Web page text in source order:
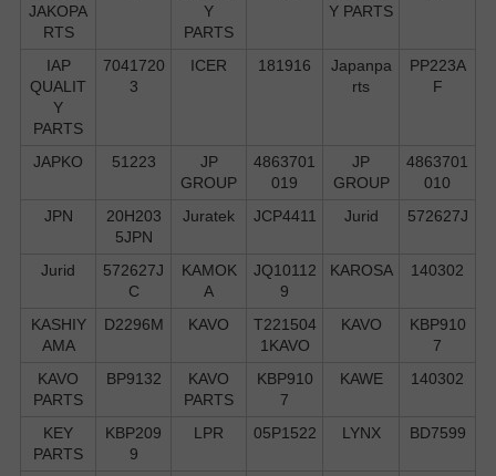
JAKOPA
RTS
Y
PARTS
Y PARTS
IAP
QUALIT
Y
PARTS
7041720
3
ICER 181916
Japanpa
rts
PP223A
F
JAPKO 51223
JP
GROUP
4863701
019
JP
GROUP
4863701
010
JPN
20H203
5JPN
Juratek JCP4411 Jurid 572627J
Jurid
572627J
C
KAMOK
A
JQ10112
9
KAROSA 140302
KASHIY
AMA
D2296M KAVO
T221504
1KAVO
KAVO
KBP910
7
KAVO
PARTS
BP9132
KAVO
PARTS
KBP910
7
KAWE 140302
KEY
PARTS
KBP209
9
LPR 05P1522 LYNX BD7599